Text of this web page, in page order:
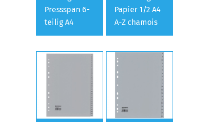
Pressspan 6-
teilig A4
Papier 1/2 A4
A-Z chamois